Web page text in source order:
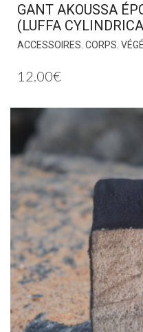
GANT AKOUSSA
(LUFFA
ACCESSOIRES, CORPS,
12.00€